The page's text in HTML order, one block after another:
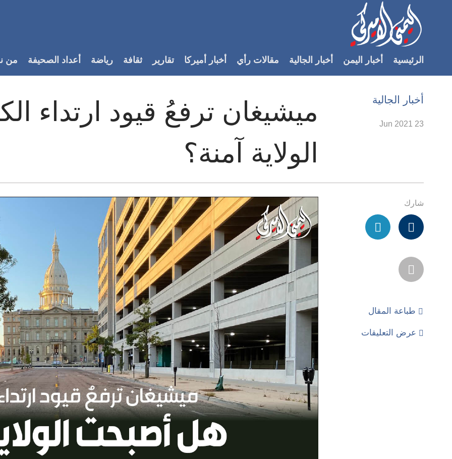
Accessibility
الرئيسي
الأقسام
الرئيسية
الرئيسية أخبار اليمن أخبار الجالية مقالات رأي أخبار أميركا تقارير ثقافة رياضة أعداد الصحيفة من
أخبار الجالية
ميشيغان ترفعُ قيود ارتداء
الولاية آمنة؟
23 Jun 2021
شارك
طباعة المقال
عرض التعليقات